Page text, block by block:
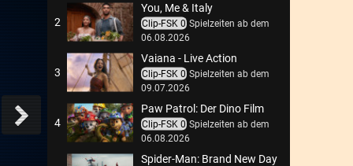
2
You, Me & Italy
Clip-FSK 0 Spielzeiten ab dem
06.08.2026
3
Vaiana - Live Action
Clip-FSK 0 Spielzeiten ab dem
09.07.2026
4
Paw Patrol: Der Dino Film
Clip-FSK 0 Spielzeiten ab dem
06.08.2026
Spider-Man: Brand New Day